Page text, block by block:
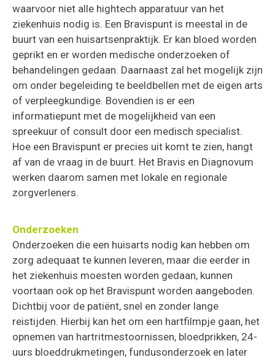
waarvoor niet alle hightech apparatuur van het
ziekenhuis nodig is. Een Bravispunt is meestal in de
buurt van een huisartsenpraktijk. Er kan bloed worden
geprikt en er worden medische onderzoeken of
behandelingen gedaan. Daarnaast zal het mogelijk zijn
om onder begeleiding te beeldbellen met de eigen arts
of verpleegkundige. Bovendien is er een
informatiepunt met de mogelijkheid van een
spreekuur of consult door een medisch specialist.
Hoe een Bravispunt er precies uit komt te zien, hangt
af van de vraag in de buurt. Het Bravis en Diagnovum
werken daarom samen met lokale en regionale
zorgverleners.
Onderzoeken
Onderzoeken die een huisarts nodig kan hebben om
zorg adequaat te kunnen leveren, maar die eerder in
het ziekenhuis moesten worden gedaan, kunnen
voortaan ook op het Bravispunt worden aangeboden.
Dichtbij voor de patiënt, snel en zonder lange
reistijden. Hierbij kan het om een hartfilmpje gaan, het
opnemen van hartritmestoornissen, bloedprikken, 24-
uurs bloeddrukmetingen, fundusonderzoek en later